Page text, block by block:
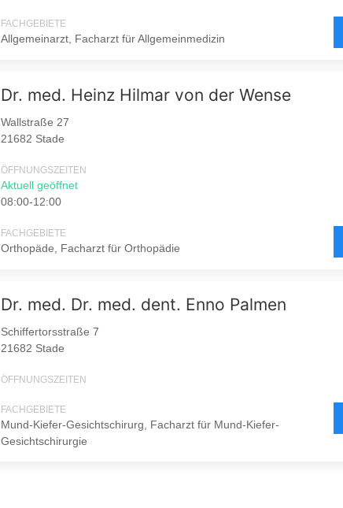
FACHGEBIETE
Allgemeinarzt, Facharzt für Allgemeinmedizin
Dr. med. Heinz Hilmar von der Wense
Wallstraße 27
21682 Stade
ÖFFNUNGSZEITEN
Aktuell geöffnet
08:00-12:00
FACHGEBIETE
Orthopäde, Facharzt für Orthopädie
Dr. med. Dr. med. dent. Enno Palmen
Schiffertorsstraße 7
21682 Stade
ÖFFNUNGSZEITEN
FACHGEBIETE
Mund-Kiefer-Gesichtschirurg, Facharzt für Mund-Kiefer-
Gesichtschirurgie